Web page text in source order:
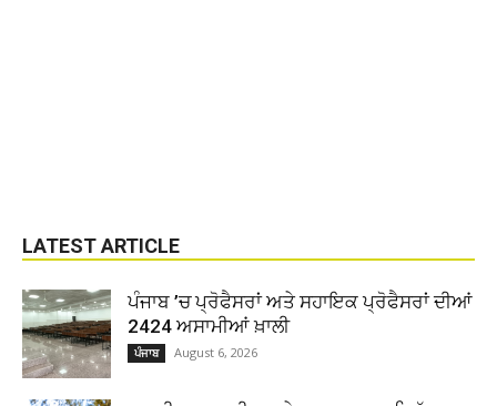
LATEST ARTICLE
ਪੰਜਾਬ ’ਚ ਪ੍ਰੋਫੈਸਰਾਂ ਅਤੇ ਸਹਾਇਕ ਪ੍ਰੋਫੈਸਰਾਂ ਦੀਆਂ
2424 ਅਸਾਮੀਆਂ ਖ਼ਾਲੀ
ਪੰਜਾਬ August 6, 2026